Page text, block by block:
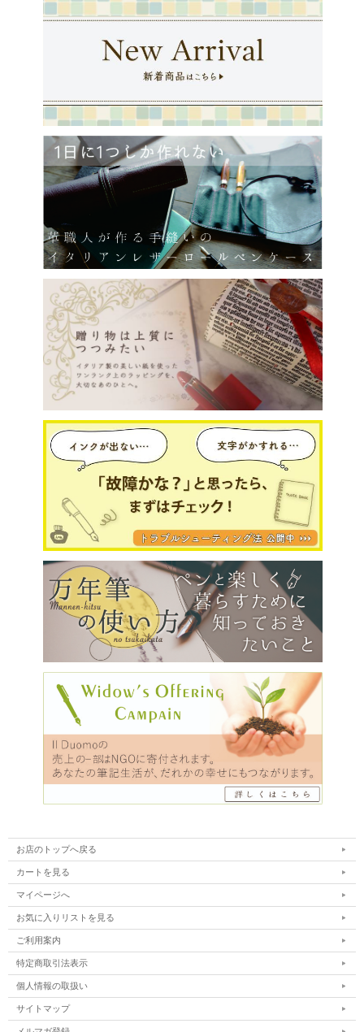
お店のトップへ戻る
カートを見る
マイページへ
お気に入りリストを見る
ご利用案内
特定商取引法表示
個人情報の取扱い
サイトマップ